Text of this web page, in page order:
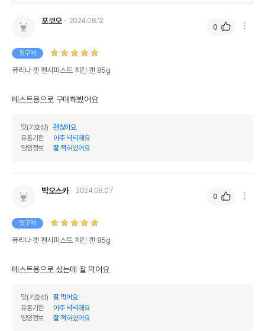
포코오 2024.08.12
첫구매
퓨리나 캣 팬시피스트 치킨 캔 85g
테스트용으로 구매해봤어요
맛(기호성)
괜찮아요
유통기한
아주 넉넉해요
영양정보
잘 적혀있어요
0
박오스카 2024.08.07
첫구매
퓨리나 캣 팬시피스트 치킨 캔 85g
테스트용으로 샀는데 잘 먹어요
맛(기호성)
잘 먹어요
유통기한
아주 넉넉해요
영양정보
잘 적혀있어요
0